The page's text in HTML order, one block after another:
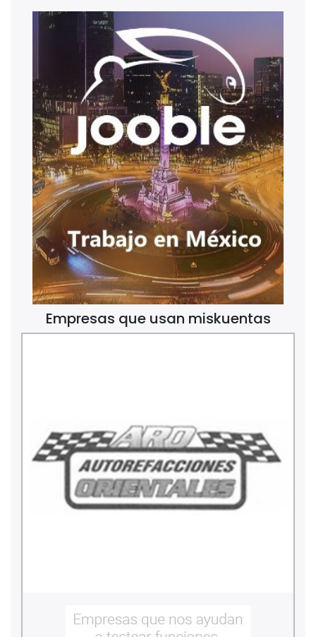
Empresas que usan miskuentas